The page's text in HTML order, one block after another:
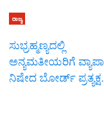
ರಾಜ್ಯ
ಸುಭ್ರಹ್ಮಣ್ಯದಲ್ಲಿ
ಅನ್ಯಮತೀಯರಿಗೆ
ನಿಷೇದ ಬೋರ್ಡ್ ಪ್ರತ್ಯಕ್ಷ.